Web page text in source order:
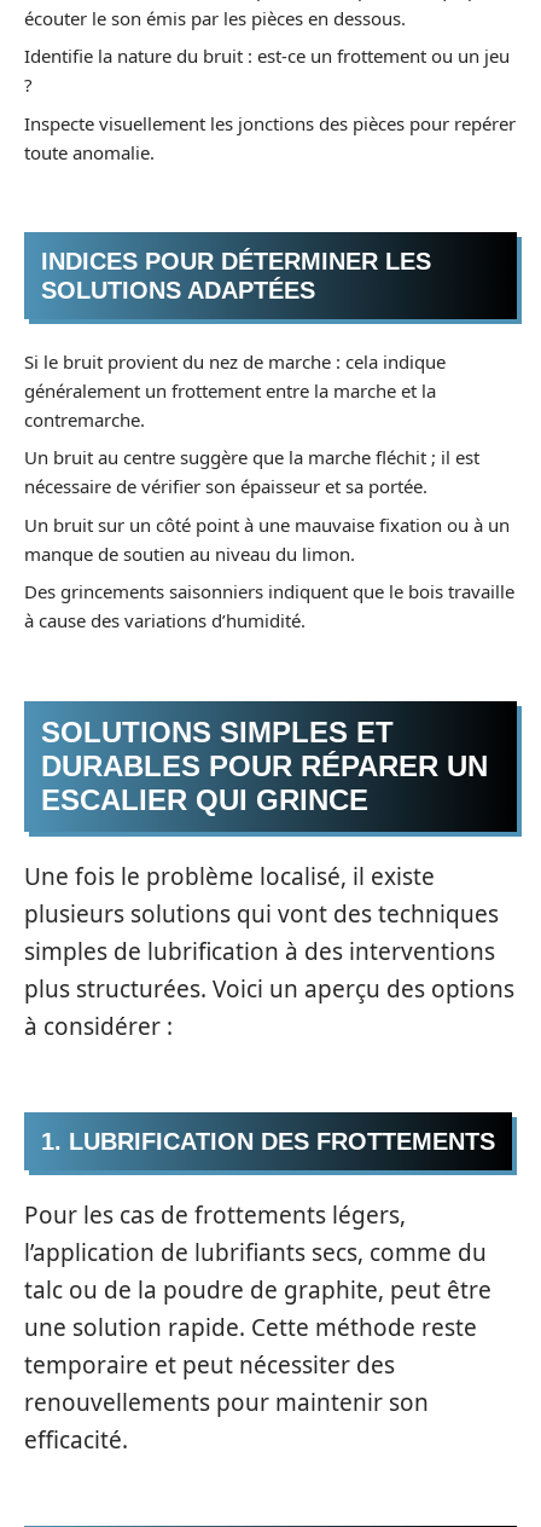
écouter le son émis par les pièces en dessous.
Identifie la nature du bruit : est-ce un frottement ou un jeu
?
Inspecte visuellement les jonctions des pièces pour repérer
toute anomalie.
INDICES POUR DÉTERMINER LES
SOLUTIONS ADAPTÉES
Si le bruit provient du nez de marche : cela indique
généralement un frottement entre la marche et la
contremarche.
Un bruit au centre suggère que la marche fléchit ; il est
nécessaire de vérifier son épaisseur et sa portée.
Un bruit sur un côté point à une mauvaise fixation ou à un
manque de soutien au niveau du limon.
Des grincements saisonniers indiquent que le bois travaille
à cause des variations d’humidité.
SOLUTIONS SIMPLES ET
DURABLES POUR RÉPARER UN
ESCALIER QUI GRINCE
Une fois le problème localisé, il existe
plusieurs solutions qui vont des techniques
simples de lubrification à des interventions
plus structurées. Voici un aperçu des options
à considérer :
1. LUBRIFICATION DES FROTTEMENTS
Pour les cas de frottements légers,
l’application de lubrifiants secs, comme du
talc ou de la poudre de graphite, peut être
une solution rapide. Cette méthode reste
temporaire et peut nécessiter des
renouvellements pour maintenir son
efficacité.